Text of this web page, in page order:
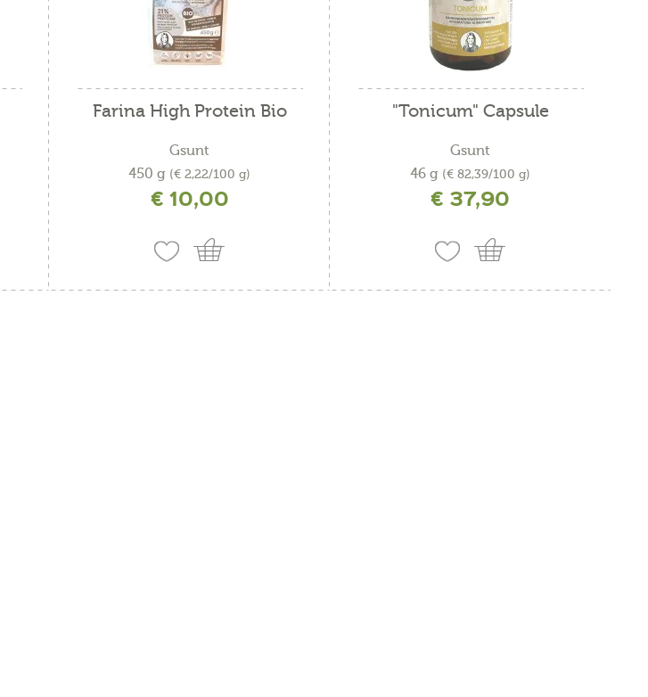
Farina High Protein Bio
Gsunt
450 g (€ 2,22/100 g)
incl. IVA più costi di spedizione
€ 10,00
"Tonicum" Capsule
Gsunt
46 g (€ 82,39/100 g)
incl. IVA più costi di spedizione
€ 37,90